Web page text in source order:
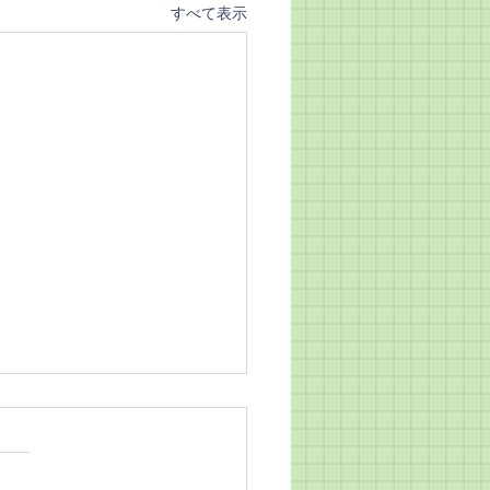
すべて表示
みに入りました】
です。 夏休みに入りまし